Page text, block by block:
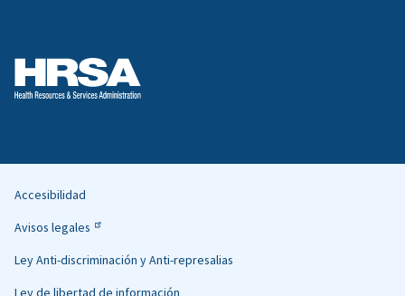
Helpful
Links
Accesibilidad
Avisos legales
Ley Anti-discriminación y Anti-represalias
Ley de libertad de información